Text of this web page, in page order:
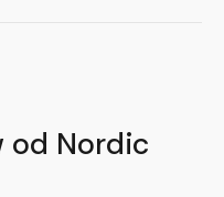
od Nordic